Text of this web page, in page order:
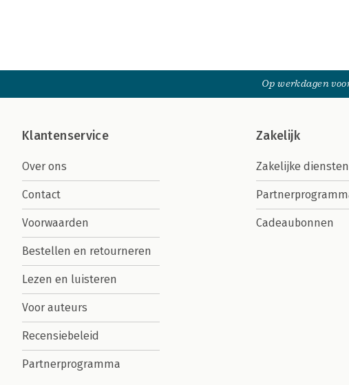
Op werkdagen
Klantenservice
Over ons
Contact
Voorwaarden
Bestellen en retourneren
Lezen en luisteren
Voor auteurs
Recensiebeleid
Partnerprogramma
Zakelijk
Zakelijke diensten
Cadeaubonnen